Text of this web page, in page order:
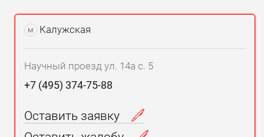
м Калужская
Научный проезд ул. 14а с. 5
+7 (495) 374-75-88
Оставить заявку